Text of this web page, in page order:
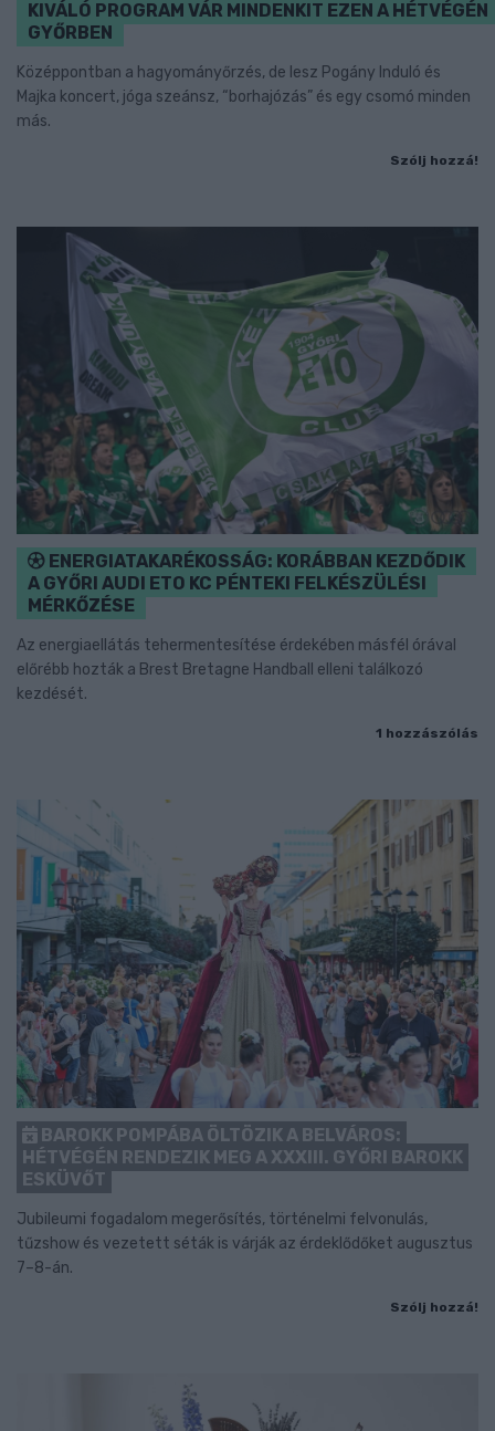
KIVÁLÓ PROGRAM VÁR MINDENKIT EZEN A HÉTVÉGÉN
GYŐRBEN
Középpontban a hagyományőrzés, de lesz Pogány Induló és
Majka koncert, jóga szeánsz, “borhajózás” és egy csomó minden
más.
Szólj hozzá!
ENERGIATAKARÉKOSSÁG: KORÁBBAN KEZDŐDIK
A GYŐRI AUDI ETO KC PÉNTEKI FELKÉSZÜLÉSI
MÉRKŐZÉSE
Az energiaellátás tehermentesítése érdekében másfél órával
előrébb hozták a Brest Bretagne Handball elleni találkozó
kezdését.
1 hozzászólás
BAROKK POMPÁBA ÖLTÖZIK A BELVÁROS:
HÉTVÉGÉN RENDEZIK MEG A XXXIII. GYŐRI BAROKK
ESKÜVŐT
Jubileumi fogadalom megerősítés, történelmi felvonulás,
tűzshow és vezetett séták is várják az érdeklődőket augusztus
7–8-án.
Szólj hozzá!